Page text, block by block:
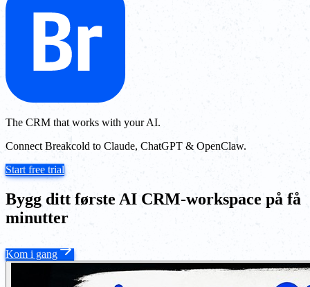
The CRM that works with your AI.
Connect Breakcold to Claude, ChatGPT & OpenClaw.
Start free trial
Bygg ditt første AI CRM-workspace på få
minutter
Kom i gang